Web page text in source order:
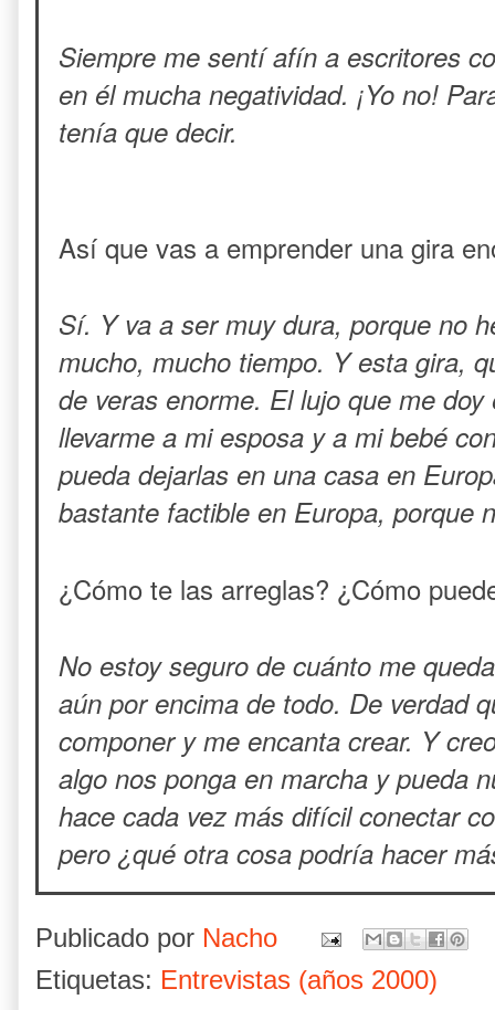
Siempre me sentí afín a escritores
en él mucha negatividad. ¡Yo no!
tenía que decir.
Así que vas a emprender una gira
Sí. Y va a ser muy dura, porque no
mucho, mucho tiempo. Y esta gira,
de veras enorme. El lujo que me
llevarme a mi esposa y a mi bebé
pueda dejarlas en una casa en
bastante factible en Europa, porque
¿Cómo te las arreglas? ¿Cómo
No estoy seguro de cuánto me
aún por encima de todo. De verdad
componer y me encanta crear. Y
algo nos ponga en marcha y pueda
hace cada vez más difícil conectar
pero ¿qué otra cosa podría hacer
Publicado por Nacho
Etiquetas: Entrevistas (años 2000)